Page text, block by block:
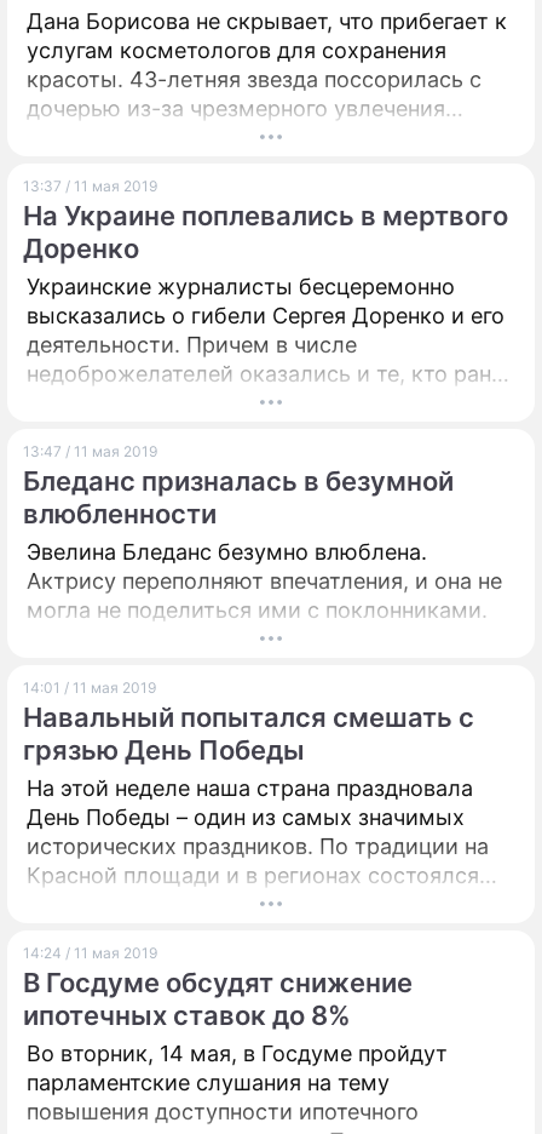
Дана Борисова не скрывает, что прибегает к
услугам косметологов для сохранения
красоты. 43-летняя звезда поссорилась с
дочерью из-за чрезмерного увлечения
уколами. А некоторые препараты вызывают
13:37 / 11 мая 2019
На Украине поплевались в мертвого
Доренко
Украинские журналисты бесцеремонно
высказались о гибели Сергея Доренко и его
деятельности. Причем в числе
недоброжелателей оказались и те, кто ранее
достаточно близко знал российского
13:47 / 11 мая 2019
Бледанс призналась в безумной
влюбленности
Эвелина Бледанс безумно влюблена.
Актрису переполняют впечатления, и она не
могла не поделиться ими с поклонниками.
14:01 / 11 мая 2019
Навальный попытался смешать с
грязью День Победы
На этой неделе наша страна праздновала
День Победы – один из самых значимых
исторических праздников. По традиции на
Красной площади и в регионах состоялся
торжественный Парад Победы и акция
общественные деятели поздравили россиян
с 9 Мая. Оппозиция тоже не осталась в
стороне, раскритиковав Парад Победы.
14:24 / 11 мая 2019
В Госдуме обсудят снижение
ипотечных ставок до 8%
Во вторник, 14 мая, в Госдуме пройдут
парламентские слушания на тему
повышения доступности ипотечного